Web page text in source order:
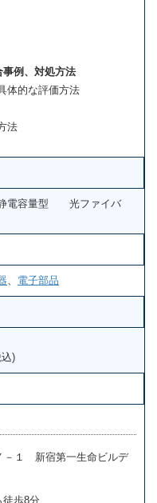
事例、対処方法
的な評価方法
法
電容量型 光ファイバ
電子部品
)
－１ 新宿第一生命ビルデ
歩8分